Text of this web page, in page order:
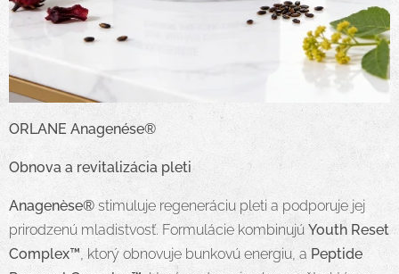
ORLANE Anagenése®
Obnova a revitalizácia pleti
Anagenèse® stimuluje regeneráciu pleti a podporuje jej
prirodzenú mladistvosť. Formulácie kombinujú Youth Reset
Complex™, ktorý obnovuje bunkovú energiu, a Peptide